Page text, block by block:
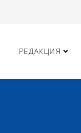
РЕДАКЦИЯ